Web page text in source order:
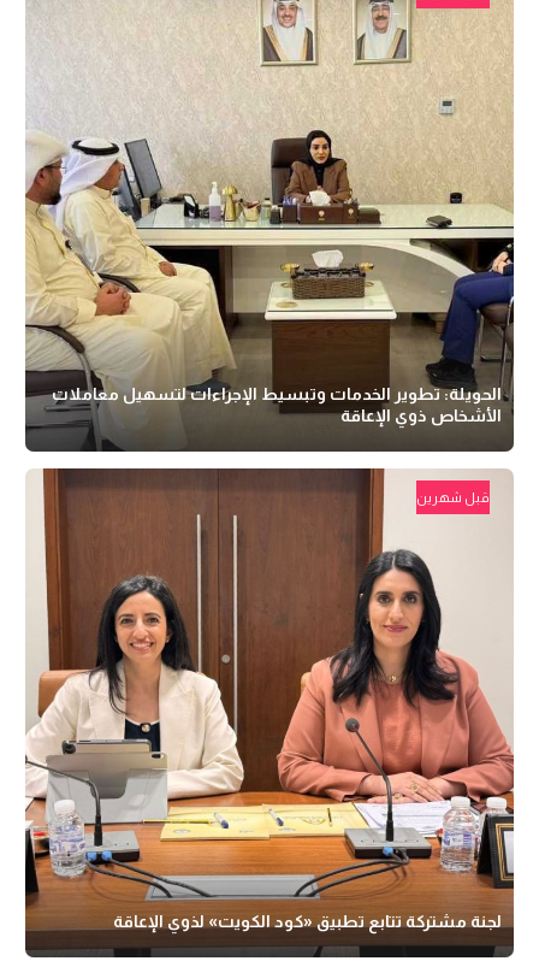
الحويلة: تطوير الخدمات وتبسيط الإجراءات لتسهيل معاملات
الأشخاص ذوي الإعاقة
قبل شهرين
لجنة مشتركة تتابع تطبيق «كود الكويت» لذوي الإعاقة